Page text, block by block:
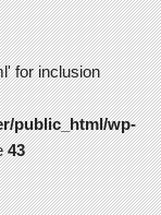
for inclusion
public_html/wp-
43